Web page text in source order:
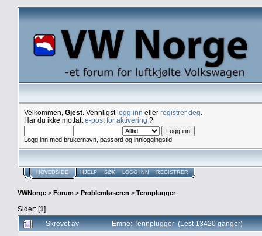
Velkommen, Gjest . Vennligstlogg inn eller registrer deg
Har du ikke mottatte-post for aktivering ?
Logg inn med brukernavn, passord og innloggingstid
HOVEDSIDE HJELP SØK LOGG INN REGISTRER
VWNorge > Forum > Problemløseren > Tennplugger
Sider: [1]
Skrevet av
Emne: Tennplugger (Lest 13420 ganger)